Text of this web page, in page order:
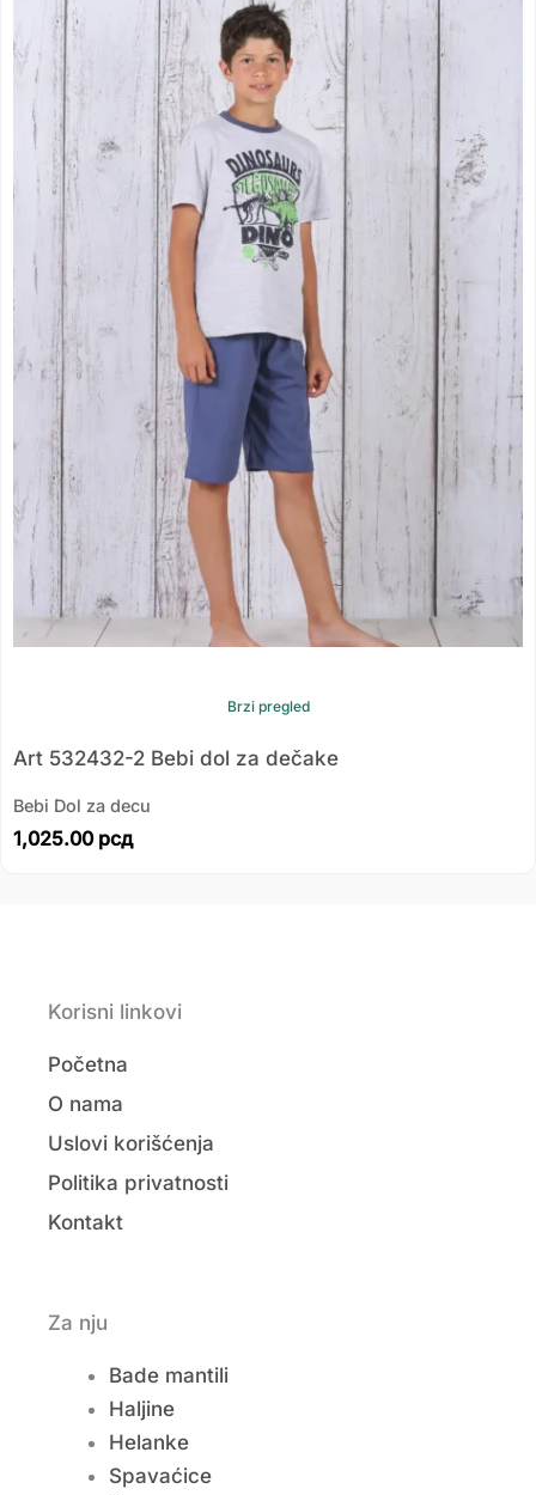
Brzi pregled
Art 532432-2 Bebi dol za dečake
Bebi Dol za decu
1,025.00 рсд
Korisni linkovi
Početna
O nama
Uslovi korišćenja
Politika privatnosti
Kontakt
Za nju
Bade mantili
Haljine
Helanke
Spavaćice